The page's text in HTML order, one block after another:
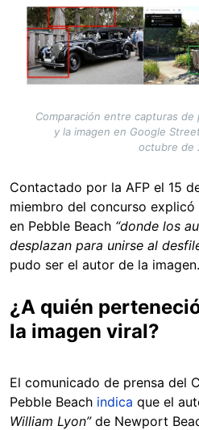
Image
Comparación entre capturas de
y la imagen en Google
octubre de
Contactado por la AFP el 15
miembro del concurso
en Pebble Beach “donde los
desplazan para unirse al
pudo ser el autor de la imagen.
¿A quién
la imagen viral?
El comunicado de prensa del
Pebble Beach indica que el
William Lyon”de Newport